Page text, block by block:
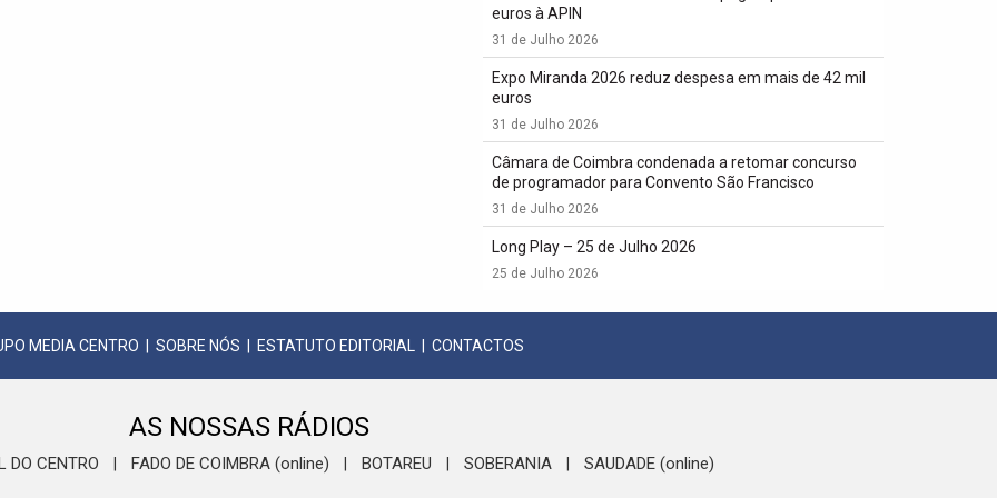
euros à APIN
31 de Julho 2026
Expo Miranda 2026 reduz despesa em mais de 42 mil
euros
31 de Julho 2026
Câmara de Coimbra condenada a retomar concurso
de programador para Convento São Francisco
31 de Julho 2026
Long Play – 25 de Julho 2026
25 de Julho 2026
MEDIA CENTRO SOBRE NÓS ESTATUTO EDITORIAL CONTACTOS
AS NOSSAS RÁDIOS
DO CENTRO FADO DE COIMBRA (online) BOTAREU SOBERANIA SAUDADE (online)